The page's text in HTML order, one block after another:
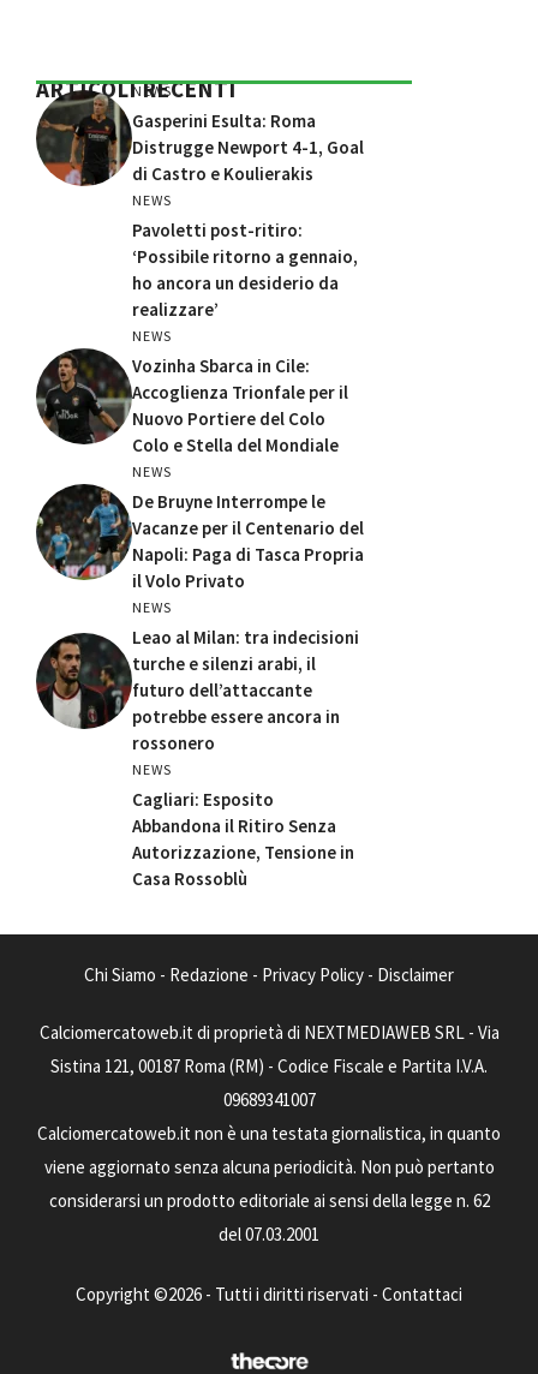
ARTICOLI RECENTI
NEWS
Gasperini Esulta: Roma
Distrugge Newport 4-1, Goal
di Castro e Koulierakis
NEWS
Pavoletti post-ritiro:
‘Possibile ritorno a gennaio,
ho ancora un desiderio da
realizzare’
NEWS
Vozinha Sbarca in Cile:
Accoglienza Trionfale per il
Nuovo Portiere del Colo
Colo e Stella del Mondiale
NEWS
De Bruyne Interrompe le
Vacanze per il Centenario del
Napoli: Paga di Tasca Propria
il Volo Privato
NEWS
Leao al Milan: tra indecisioni
turche e silenzi arabi, il
futuro dell’attaccante
potrebbe essere ancora in
rossonero
NEWS
Cagliari: Esposito
Abbandona il Ritiro Senza
Autorizzazione, Tensione in
Casa Rossoblù
Chi Siamo - Redazione - Privacy Policy - Disclaimer
Calciomercatoweb.it di proprietà di NEXTMEDIAWEB SRL - Via
Sistina 121, 00187 Roma (RM) - Codice Fiscale e Partita I.V.A.
09689341007
Calciomercatoweb.it non è una testata giornalistica, in quanto
viene aggiornato senza alcuna periodicità. Non può pertanto
considerarsi un prodotto editoriale ai sensi della legge n. 62
del 07.03.2001
Copyright ©2026 - Tutti i diritti riservati - Contattaci